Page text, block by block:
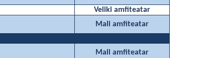
Veliki amfiteatar
Mali amfiteatar
Mali amfiteatar